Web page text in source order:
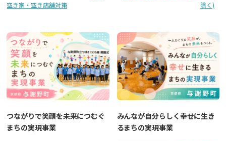
空き家・空き店舗対策
除く)
つながりで笑顔を未来につむぐ
まちの実現事業
みんなが自分らしく幸せに生き
るまちの実現事業